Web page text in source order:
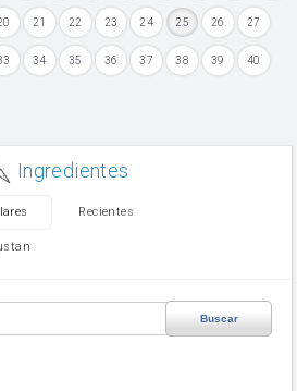
21 22 23 24 25 26 27
34 35 36 37 38 39 40
Ingredientes
Recientes
Buscar